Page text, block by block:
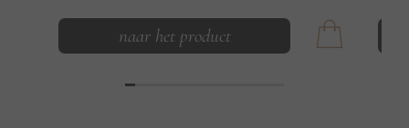
naar het product